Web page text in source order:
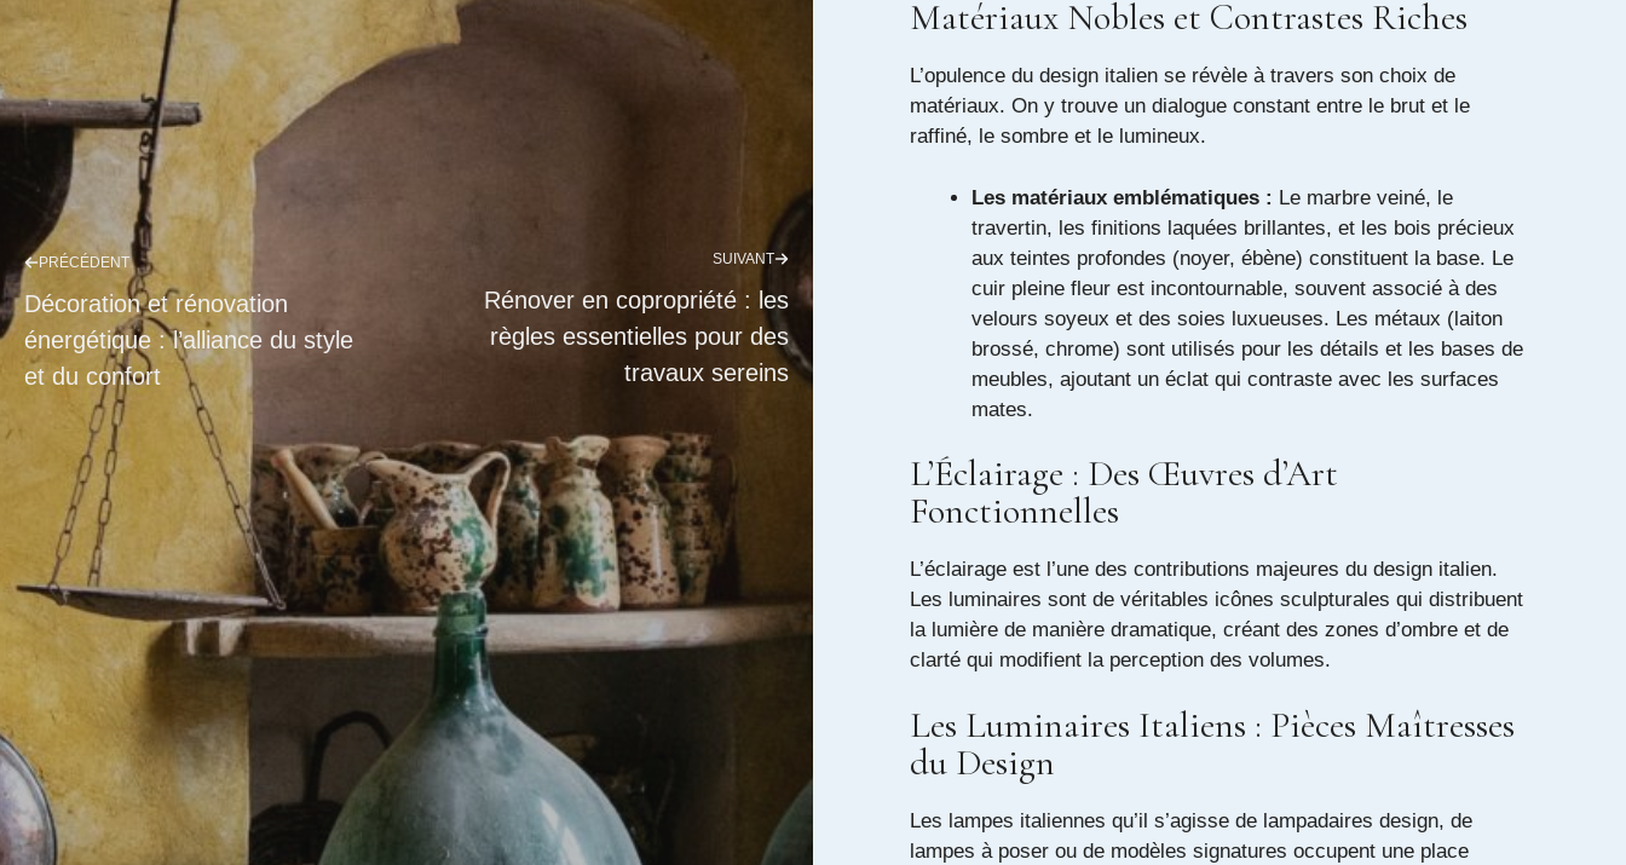
PRÉCÉDENT
Décoration et rénovation
énergétique : l’alliance du style
et du confort
SUIVANT
Rénover en copropriété : les
règles essentielles pour des
travaux sereins
Matériaux Nobles et Contrastes Riches
L’opulence du design italien se révèle à travers son choix de
matériaux. On y trouve un dialogue constant entre le brut et le
raffiné, le sombre et le lumineux.
Les matériaux emblématiques : Le marbre veiné, le
travertin, les finitions laquées brillantes, et les bois précieux
aux teintes profondes (noyer, ébène) constituent la base. Le
cuir pleine fleur est incontournable, souvent associé à des
velours soyeux et des soies luxueuses. Les métaux (laiton
brossé, chrome) sont utilisés pour les détails et les bases de
meubles, ajoutant un éclat qui contraste avec les surfaces
mates.
L’Éclairage : Des Œuvres d’Art
Fonctionnelles
L’éclairage est l’une des contributions majeures du design italien.
Les luminaires sont de véritables icônes sculpturales qui distribuent
la lumière de manière dramatique, créant des zones d’ombre et de
clarté qui modifient la perception des volumes.
Les Luminaires Italiens : Pièces Maîtresses
du Design
Les lampes italiennes qu’il s’agisse de lampadaires design, de
lampes à poser ou de modèles signatures occupent une place